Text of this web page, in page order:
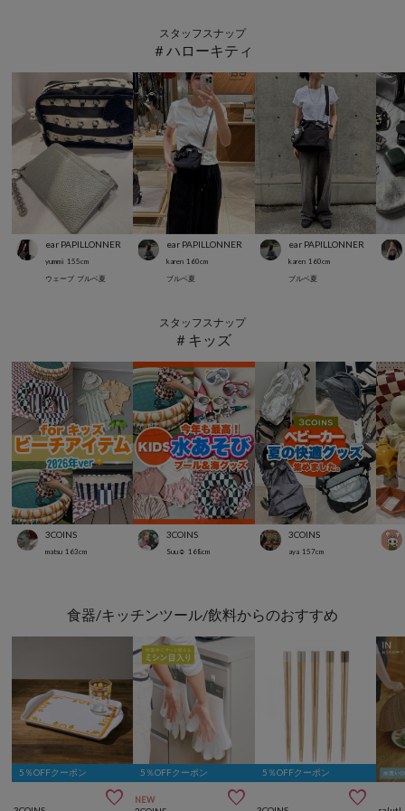
スタッフスナップ
＃ハローキティ
ear PAPILLONNER
yummi 155cm
ウェーブ ブルベ夏
ear PAPILLONNER
karen 160cm
ブルベ夏
ear PAPILLONNER
karen 160cm
ブルベ夏
スタッフスナップ
＃キッズ
3COINS
matsu 163cm
3COINS
Suu☺︎ 168cm
3COINS
aya 157cm
食器/キッチンツール/飲料からのおすすめ
5％OFFクーポン

5％OFFクーポン
NEW 
5％OFFクーポン
